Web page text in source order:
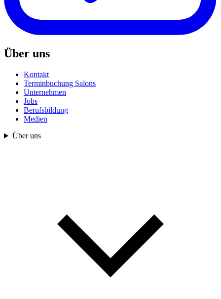
Über uns
Kontakt
Terminbuchung Salons
Unternehmen
Jobs
Berufsbildung
Medien
Über uns